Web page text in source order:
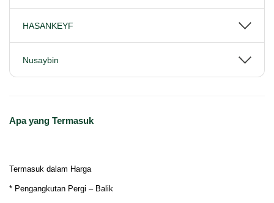
HASANKEYF
Nusaybin
Apa yang Termasuk
Termasuk dalam Harga
* Pengangkutan Pergi – Balik